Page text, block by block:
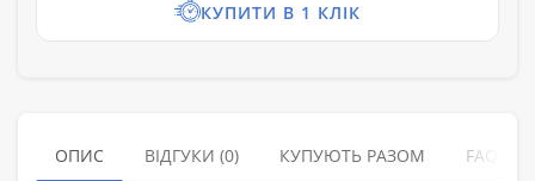
КУПИТИ В 1 КЛІК
ОПИС ВІДГУКИ (0) КУПУЮТЬ РАЗОМ FAQ